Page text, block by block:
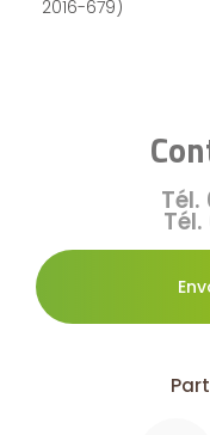
2016-679)
Tél.
Tél.